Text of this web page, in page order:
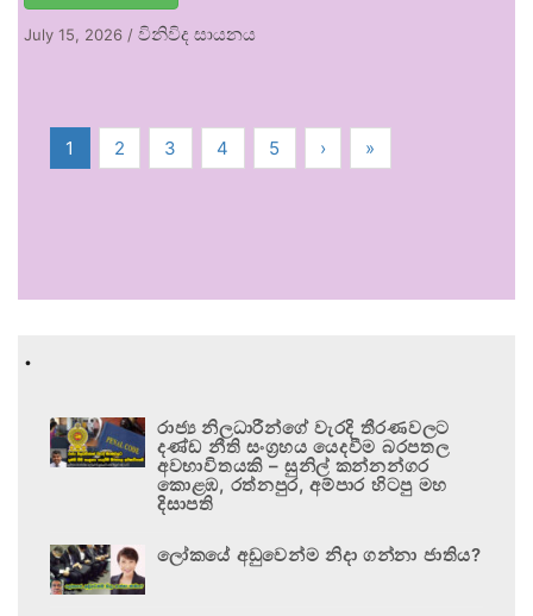
July 15, 2026 / විනිවිද සායනය
1 2 3 4 5 › »
.
රාජ්‍ය නිලධාරීන්ගේ වැරදි තීරණවලට
දණ්ඩ නීති සංග්‍රහය යෙදවීම බරපතල
අවභාවිතයකි – සුනිල් කන්නන්ගර
කොළඹ, රත්නපුර, අම්පාර හිටපු මහ
දිසාපති
ලෝකයේ අඩුවෙන්ම නිදා ගන්නා ජාතිය?